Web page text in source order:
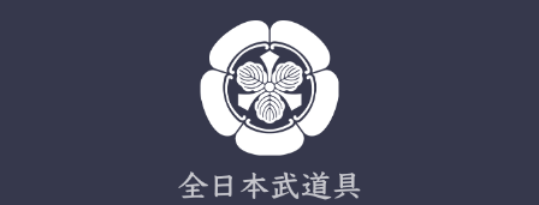
✔ 程よい厚みと丈夫さ —
日々の稽古・大会でも安心
✔ 自然な綿素材で軽やか